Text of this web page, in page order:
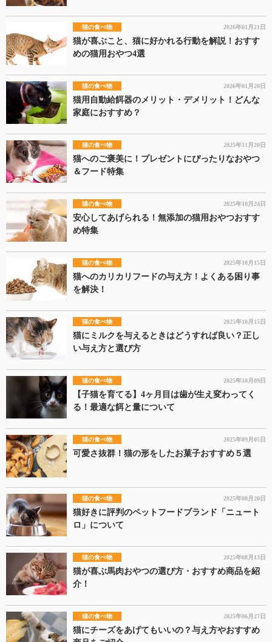
猫の食べ物 2026年01月21日
猫が喜ぶこと、猫に好かれる行動を解説！おすす
めの猫用おやつ4選
猫の食べ物 2026年01月20日
猫用自動給餌器のメリット・デメリット！どんな
家庭におすすめ？
猫の食べ物 2025年11月20日
猫へのご褒美に！プレゼントにぴったりなおやつ
＆フード特集
猫の食べ物 2025年10月24日
安心してあげられる！無添加の猫用おやつおすす
め特集
猫の食べ物 2025年10月15日
猫へのカリカリフードの与え方！よくある困り事
を解決！
猫の食べ物 2025年10月15日
猫にミルクを与えるときはどうすれば良い？正し
い与え方と選び方
猫の食べ物 2025年10月09日
【子猫を育てる】4ヶ月目は歯が生え変わってく
る！最適な餌と量について
猫の食べ物 2025年09月05日
可愛さ抜群！猫の形をしたお菓子おすすめ５選
猫の食べ物 2025年08月20日
猫好きに評判のペットフードブランド「ニュート
ロ」について
猫の食べ物 2025年08月13日
猫が喜ぶ馬肉おやつの選び方・おすすめ商品を紹
介！
猫の食べ物 2025年06月27日
猫にチーズをあげてもいいの？与え方やおすすめ